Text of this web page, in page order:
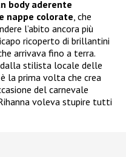
body aderente
nappe colorate , che
l’abito ancora più
ricoperto di brillantini
arrivava fino a terra.
stilista locale delle
la prima volta che crea
del carnevale
voleva stupire tutti